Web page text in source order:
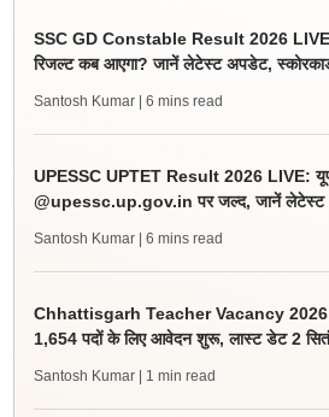
SSC GD Constable Result 2026 LIVE:
रिजल्ट कब आएगा? जानें लेटेस्ट अपडेट,
Santosh Kumar | 6 mins read
UPESSC UPTET Result 2026 LIVE:
@upessc.up.gov.in पर जल्द, जानें लेटेस्ट
Santosh Kumar | 6 mins read
Chhattisgarh Teacher Vacancy 2026:
1,654 पदों के लिए आवेदन शुरू, लास्ट डेट 2
Santosh Kumar | 1 min read